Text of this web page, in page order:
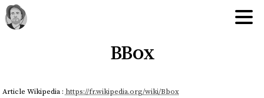
BBox
Article Wikipedia : https://fr.wikipedia.org/wiki/Bbox